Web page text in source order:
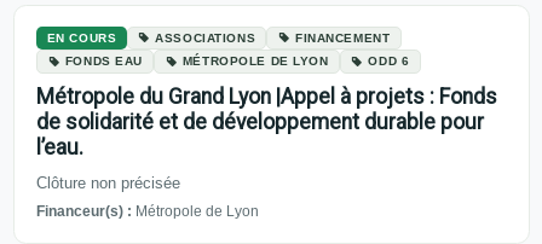
EN COURS ASSOCIATIONS
FINANCEMENT
FONDS EAU
MÉTROPOLE DE LYON ODD 6
Métropole du Grand Lyon |Appel à projets : Fonds
de solidarité et de développement durable pour
l’eau.
Clôture non précisée
Financeur(s) : Métropole de Lyon